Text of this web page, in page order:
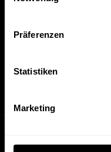
Präferenzen
Statistiken
Marketing
Trovateci su